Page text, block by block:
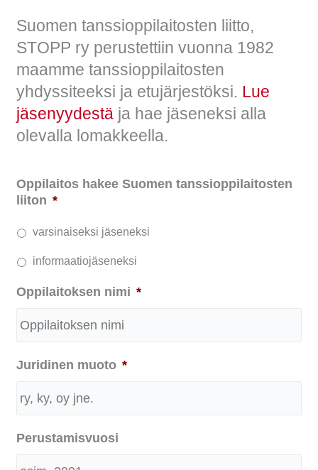
Suomen tanssioppilaitosten liitto,
STOPP ry perustettiin vuonna 1982
maamme tanssioppilaitosten
yhdyssiteeksi ja etujärjestöksi. Lue
jäsenyydestä ja hae jäseneksi alla
olevalla lomakkeella.
Oppilaitos hakee Suomen tanssioppilaitosten
liiton *
varsinaiseksi jäseneksi
informaatiojäseneksi
Oppilaitoksen nimi *
Juridinen muoto *
Perustamisvuosi